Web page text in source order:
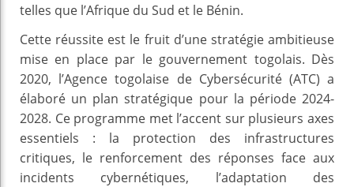
telles que l’Afrique du Sud et le Bénin.
Cette réussite est le fruit d’une stratégie ambitieuse
mise en place par le gouvernement togolais. Dès
2020, l’Agence togolaise de Cybersécurité (ATC) a
élaboré un plan stratégique pour la période 2024-
2028. Ce programme met l’accent sur plusieurs axes
essentiels : la protection des infrastructures
critiques, le renforcement des réponses face aux
incidents cybernétiques, l’adaptation des